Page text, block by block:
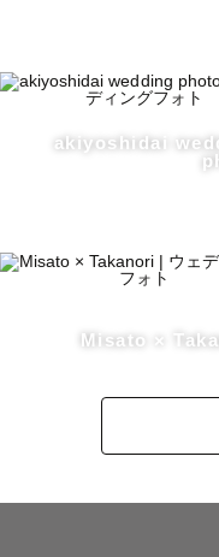
akiyoshidai
Misato ×